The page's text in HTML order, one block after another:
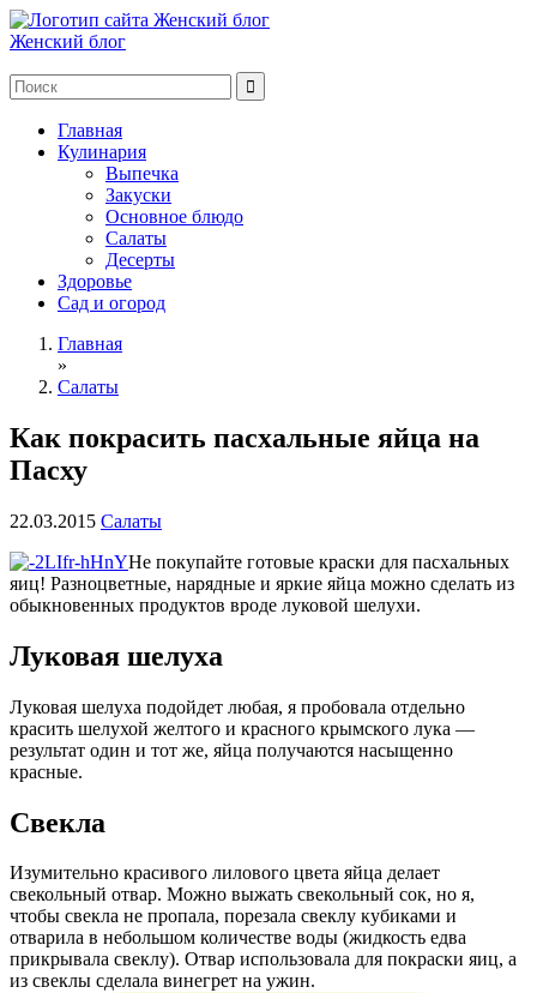
Женский блог
Главная
Кулинария
Выпечка
Закуски
Основное блюдо
Салаты
Десерты
Здоровье
Сад и огород
Главная
»
Салаты
Как покрасить пасхальные яйца на
Пасху
22.03.2015 Салаты
Не покупайте готовые краски для пасхальных
яиц! Разноцветные, нарядные и яркие яйца можно сделать из
обыкновенных продуктов вроде луковой шелухи.
Луковая шелуха
Луковая шелуха подойдет любая, я пробовала отдельно
красить шелухой желтого и красного крымского лука —
результат один и тот же, яйца получаются насыщенно
красные.
Свекла
Изумительно красивого лилового цвета яйца делает
свекольный отвар. Можно выжать свекольный сок, но я,
чтобы свекла не пропала, порезала свеклу кубиками и
отварила в небольшом количестве воды (жидкость едва
прикрывала свеклу). Отвар использовала для покраски яиц, а
из свеклы сделала винегрет на ужин.